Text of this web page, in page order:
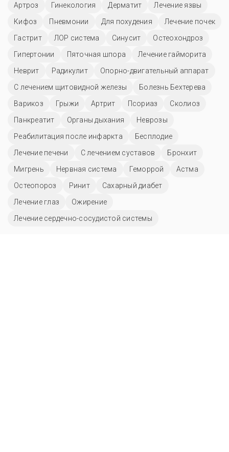
Артроз
Гинекология Дерматит
Лечение язвы
Кифоз
Пневмонии Для похудения
Лечение почек
Гастрит
ЛОР система Синусит
Остеохондроз
Гипертонии
Пяточная шпора
Лечение гайморита
Неврит
Радикулит
Опорно-двигательный аппарат
С лечением щитовидной железы
Болезнь Бехтерева
Варикоз
Грыжи Артрит Псориаз
Сколиоз
Панкреатит
Органы дыхания
Неврозы
Реабилитация после инфаркта
Бесплодие
Лечение печени
С лечением суставов
Бронхит
Мигрень
Нервная система Геморрой
Астма
Остеопороз
Ринит
Сахарный диабет
Лечение глаз
Ожирение
Лечение сердечно-сосудистой системы